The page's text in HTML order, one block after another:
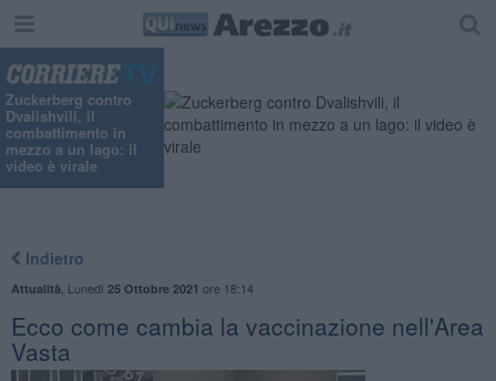
Zuckerberg contro
Dvalishvili, il
combattimento in
mezzo a un lago: il
video è virale
Indietro
Attualità Lunedì 25 Ottobre 2021 ore 18:14
Ecco come cambia la vaccinazione nell'Area
Vasta